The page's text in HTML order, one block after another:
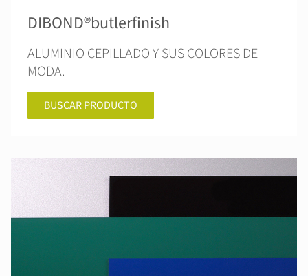
DIBOND®butlerfinish
ALUMINIO CEPILLADO Y SUS COLORES DE
MODA.
BUSCAR PRODUCTO